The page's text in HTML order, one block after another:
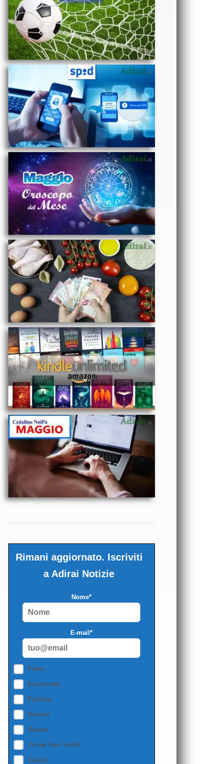
autenticazione,
accesso, a
cosa serve e
assistenza
OROSCOPO
- Oroscopo
Maggio 2025
Amore,
Lavoro e
Salute segno
per segno
ECONOMIA
- Come si
può
risparmiare
sulla spesa
alimentare
TECNOLOGIA
-
Abbonamento
Kindle
Unlimited
costo Amazon
e iscrizione
gratis
ECONOMIA
- NoiPa
cedolino
Maggio
2025 data
accredito
stipendi PA
Rimani aggiornato. Iscriviti
a Adirai Notizie
Nome*
E-mail*
Tutto
Economia
Politica
Giochi
Salute
Come fare soldi
Calcio